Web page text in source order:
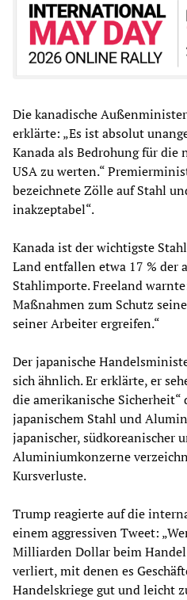
Die kanadische
erklärte: „Es ist absolut
Kanada als Bedrohung für die
USA zu werten.“
bezeichnete Zölle auf Stahl
inakzeptabel“.
Kanada ist der wichtigste
Land entfallen etwa 17 % der
Stahlimporte. Freeland
Maßnahmen zum Schutz
seiner Arbeiter ergreifen.“
Der japanische
sich ähnlich. Er erklärte, er
die amerikanische
japanischem Stahl und
japanischer, südkoreanischer
Aluminiumkonzerne
Kursverluste.
Trump reagierte auf die
einem aggressiven Tweet:
Milliarden Dollar beim
verliert, mit denen es
Handelskriege gut und leicht